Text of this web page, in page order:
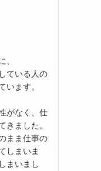
、
ている人の
います。
がなく、仕
きました。
まま仕事の
しまいま
まいまし